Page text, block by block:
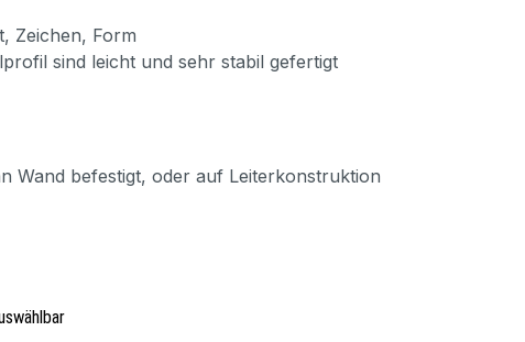
Zeichen, Form
sind leicht und sehr stabil gefertigt
Wand befestigt, oder auf Leiterkonstruktion